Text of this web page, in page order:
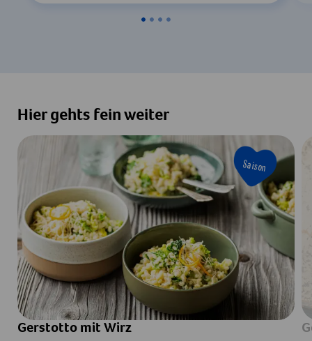
Hier gehts fein weiter
Saison
Gerstotto mit Wirz